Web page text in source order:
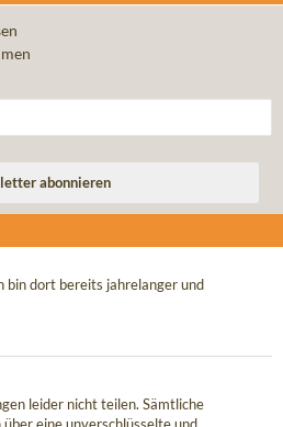
bin dort bereits jahrelanger und
leider nicht teilen. Sämtliche